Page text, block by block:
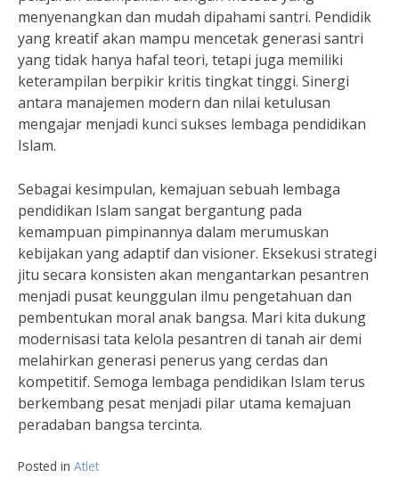
menyenangkan dan mudah dipahami santri. Pendidik
yang kreatif akan mampu mencetak generasi santri
yang tidak hanya hafal teori, tetapi juga memiliki
keterampilan berpikir kritis tingkat tinggi. Sinergi
antara manajemen modern dan nilai ketulusan
mengajar menjadi kunci sukses lembaga pendidikan
Islam.
Sebagai kesimpulan, kemajuan sebuah lembaga
pendidikan Islam sangat bergantung pada
kemampuan pimpinannya dalam merumuskan
kebijakan yang adaptif dan visioner. Eksekusi strategi
jitu secara konsisten akan mengantarkan pesantren
menjadi pusat keunggulan ilmu pengetahuan dan
pembentukan moral anak bangsa. Mari kita dukung
modernisasi tata kelola pesantren di tanah air demi
melahirkan generasi penerus yang cerdas dan
kompetitif. Semoga lembaga pendidikan Islam terus
berkembang pesat menjadi pilar utama kemajuan
peradaban bangsa tercinta.
Posted in Atlet